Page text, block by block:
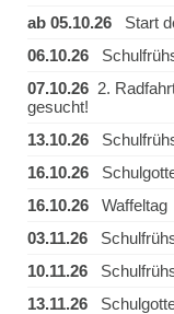
ab 05.10.26 Start
06.10.26
07.10.26 2.
gesucht!
13.10.26
16.10.26
16.10.26 Waffeltag
03.11.26
10.11.26
13.11.26